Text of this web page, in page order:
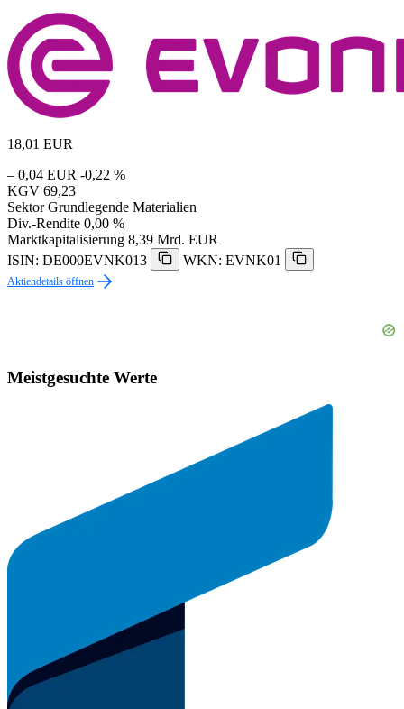
18,01 EUR
– 0,04 EUR -0,22 %
KGV 69,23
Sektor Grundlegende Materialien
Div.-Rendite 0,00 %
Marktkapitalisierung 8,39 Mrd. EUR
ISIN: DE000EVNK013
WKN: EVNK01
Aktiendetails öffnen
Meistgesuchte Werte